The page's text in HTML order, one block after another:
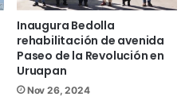
Uruapan
Inaugura Bedolla
rehabilitación de avenida
Paseo de la Revolución en
Uruapan
Nov 26, 2024